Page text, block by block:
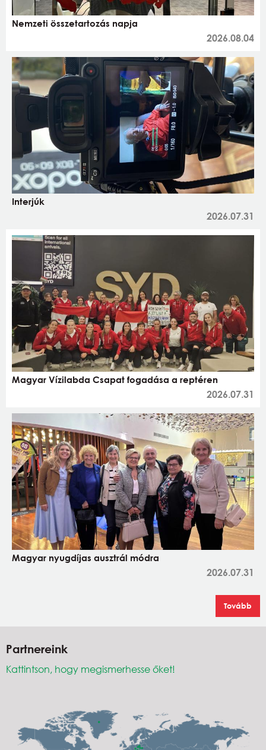
Nemzeti összetartozás napja
2026.08.04
Interjúk
2026.07.31
Magyar Vízilabda Csapat fogadása a reptéren
2026.07.31
Magyar nyugdíjas ausztrál módra
2026.07.31
Tovább
Partnereink
Kattintson, hogy megismerhesse őket!